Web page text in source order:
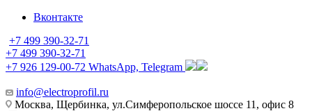
Вконтакте
+7 499 390-32-71
+7 499 390-32-71
+7 926 129-00-72 WhatsApp, Telegram
info@electroprofil.ru
Москва, Щербинка, ул.Симферопольское шоссе 11, офис 8